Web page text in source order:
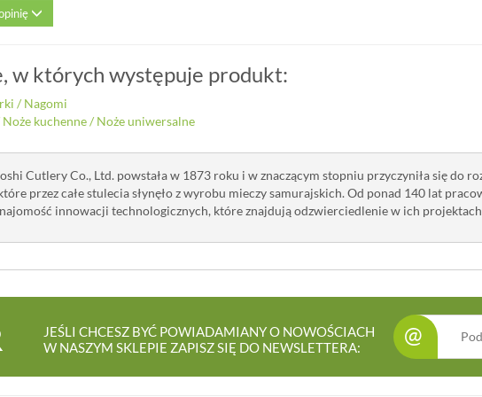
w których występuje produkt:
/ Nagomi
Noże kuchenne/ Noże uniwersalne
Cutlery Co., Ltd. powstała w 1873 roku i w znaczącym stopniu przyczyniła się do
przez całe stulecia słynęło z wyrobu mieczy samurajskich. Od ponad 140 lat
innowacji technologicznych, które znajdują odzwierciedlenie w ich
JEŚLI CHCESZ BYĆ POWIADAMIANY O NOWOŚCIACH
W NASZYM SKLEPIE ZAPISZ SIĘ DO NEWSLETTERA:
@